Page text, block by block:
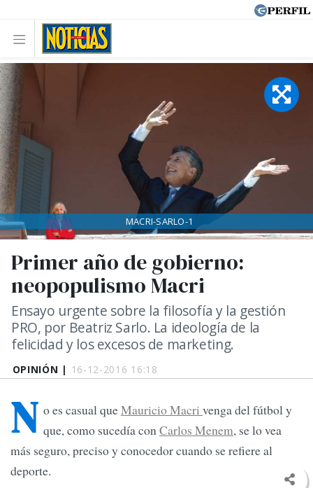
OPINIÓN | 16-12-2016 16:18
Primer año de gobierno:
neopopulismo Macri
Ensayo urgente sobre la filosofía y la gestión
PRO, por Beatriz Sarlo. La ideología de la
felicidad y los excesos de marketing.
MACRI-SARLO-1
N o es casual queMauricio Macri venga del fútbol y
que, como sucedía conCarlos Menem, se lo vea
más seguro, preciso y conocedor cuando se refiere al
deporte.